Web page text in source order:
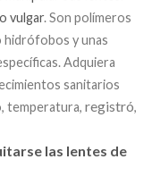
vulgar. Son polímeros
hidrófobos y unas
Adquiera
sanitarios
temperatura, registró,
las lentes de